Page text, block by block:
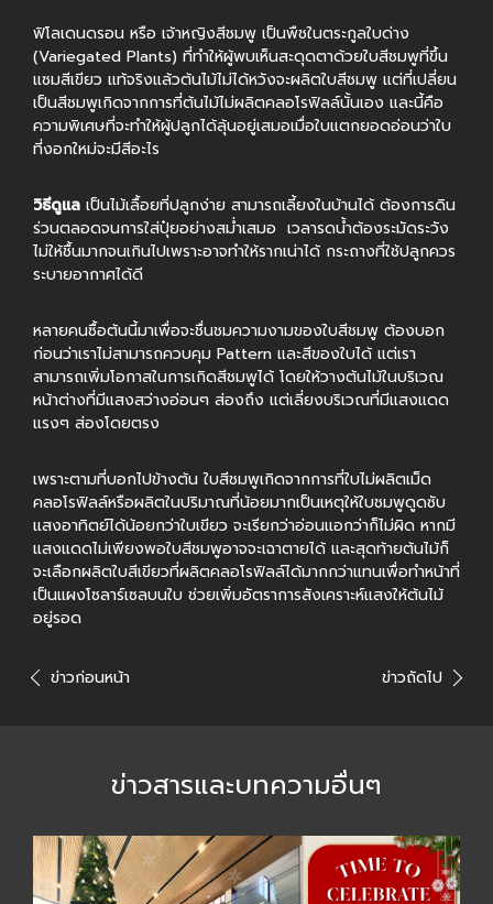
ฟิโลเดนดรอน หรือ เจ้าหญิงสีชมพู เป็นพืชในตระกูลใบด่าง
(Variegated Plants) ที่ทำให้ผู้พบเห็นสะดุดตาด้วยใบสีชมพูที่ขึ้น
แซมสีเขียว แท้จริงแล้วต้นไม้ไม่ได้หวังจะผลิตใบสีชมพู แต่ที่เปลี่ยน
เป็นสีชมพูเกิดจากการที่ต้นไม้ไม่ผลิตคลอโรฟิลล์นั้นเอง และนี้คือ
ความพิเศษที่จะทำให้ผู้ปลูกได้ลุ้นอยู่เสมอเมื่อใบแตกยอดอ่อนว่าใบ
ที่งอกใหม่จะมีสีอะไร
วิธีดูแล เป็นไม้เลื้อยที่ปลูกง่าย สามารถเลี้ยงในบ้านได้ ต้องการดิน
ร่วนตลอดจนการใส่ปุ๋ยอย่างสม่ำเสมอ เวลารดน้ำต้องระมัดระวัง
ไม่ให้ชื้นมากจนเกินไปเพราะอาจทำให้รากเน่าได้ กระถางที่ใช้ปลูกควร
ระบายอากาศได้ดี
หลายคนซื้อต้นนี้มาเพื่อจะชื่นชมความงามของใบสีชมพู ต้องบอก
ก่อนว่าเราไม่สามารถควบคุม Pattern และสีของใบได้ แต่เรา
สามารถเพิ่มโอกาสในการเกิดสีชมพูได้ โดยให้วางต้นไม้ในบริเวณ
หน้าต่างที่มีแสงสว่างอ่อนๆ ส่องถึง แต่เลี่ยงบริเวณที่มีแสงแดด
แรงๆ ส่องโดยตรง
เพราะตามที่บอกไปข้างต้น ใบสีชมพูเกิดจากการที่ใบไม่ผลิตเม็ด
คลอโรฟิลล์หรือผลิตในปริมาณที่น้อยมากเป็นเหตุให้ใบชมพูดูดซับ
แสงอาทิตย์ได้น้อยกว่าใบเขียว จะเรียกว่าอ่อนแอกว่าก็ไม่ผิด หากมี
แสงแดดไม่เพียงพอใบสีชมพูอาจจะเฉาตายได้ และสุดท้ายต้นไม้ก็
จะเลือกผลิตใบสีเขียวที่ผลิตคลอโรฟิลล์ได้มากกว่าแทนเพื่อทำหน้าที่
เป็นแผงโซลาร์เซลบนใบ ช่วยเพิ่มอัตราการสังเคราะห์แสงให้ต้นไม้
อยู่รอด
ข่าวก่อนหน้า ข่าวถัดไป
ข่าวสารและบทความอื่นๆ